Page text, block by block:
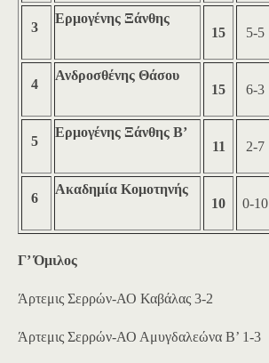
3
Ερμογένης Ξάνθης
15
5-5
4
Ανδροσθένης Θάσου
15
6-3
5
Ερμογένης Ξάνθης Β’
11
2-7
6
Ακαδημία Κομοτηνής
10
0-10
Γ’ Όμιλος
Άρτεμις Σερρών-ΑΟ Καβάλας 3-2
Άρτεμις Σερρών-ΑΟ Αμυγδαλεώνα Β’ 1-3